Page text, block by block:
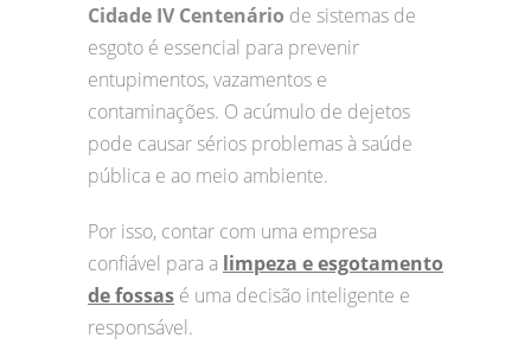
Cidade IV Centenário de sistemas de
esgoto é essencial para prevenir
entupimentos, vazamentos e
contaminações. O acúmulo de dejetos
pode causar sérios problemas à saúde
pública e ao meio ambiente.
Por isso, contar com uma empresa
confiável para a limpeza e esgotamento
de fossas é uma decisão inteligente e
responsável.